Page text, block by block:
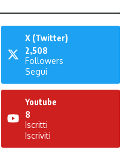
X (Twitter)
2,508
Followers
Segui
Youtube
8
Iscritti
Iscriviti